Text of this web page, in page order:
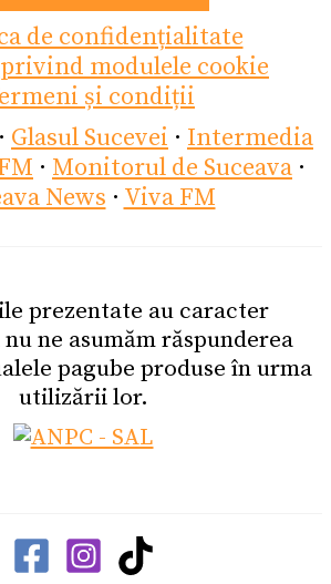
de confidențialitate
modulele cookie
și condiții
· Glasul Sucevei · Intermedia
· Monitorul de Suceava ·
News · Viva FM
prezentate au caracter
ne asumăm răspunderea
pagube produse în urma
utilizării lor.